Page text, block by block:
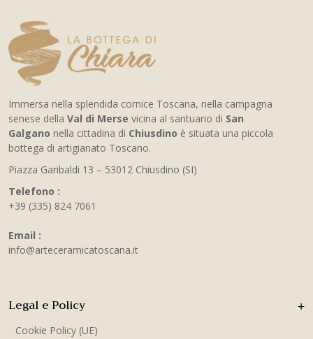
Immersa nella splendida cornice Toscana, nella campagna
senese della Val di Merse vicina al santuario di San
Galgano nella cittadina di Chiusdino è situata una piccola
bottega di artigianato Toscano.
Piazza Garibaldi 13 – 53012 Chiusdino (SI)
Telefono :
+39 (335) 824 7061
Email :
info@arteceramicatoscana.it
Legal e Policy
Cookie Policy (UE)